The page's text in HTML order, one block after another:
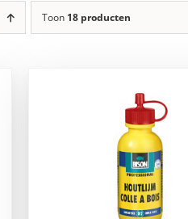
Toon 18 producten